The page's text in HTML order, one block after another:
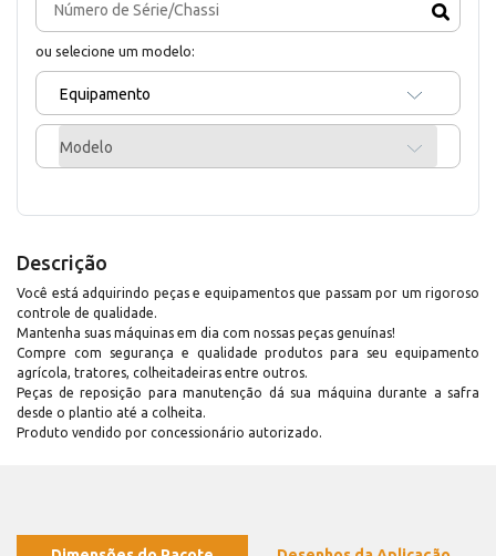
ou selecione um modelo:
Equipamento
Modelo
Descrição
Você está adquirindo peças e equipamentos que passam por um rigoroso
controle de qualidade.
Mantenha suas máquinas em dia com nossas peças genuínas!
Compre com segurança e qualidade produtos para seu equipamento
agrícola, tratores, colheitadeiras entre outros.
Peças de reposição para manutenção dá sua máquina durante a safra
desde o plantio até a colheita.
Produto vendido por concessionário autorizado.